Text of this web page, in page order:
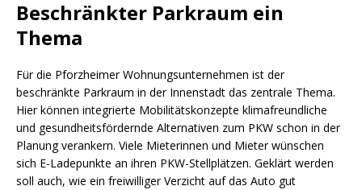
Beschränkter Parkraum ein
Thema
Für die Pforzheimer Wohnungsunternehmen ist der
beschränkte Parkraum in der Innenstadt das zentrale Thema.
Hier können integrierte Mobilitätskonzepte klimafreundliche
und gesundheitsfördernde Alternativen zum PKW schon in der
Planung verankern. Viele Mieterinnen und Mieter wünschen
sich E-Ladepunkte an ihren PKW-Stellplätzen. Geklärt werden
soll auch, wie ein freiwilliger Verzicht auf das Auto gut